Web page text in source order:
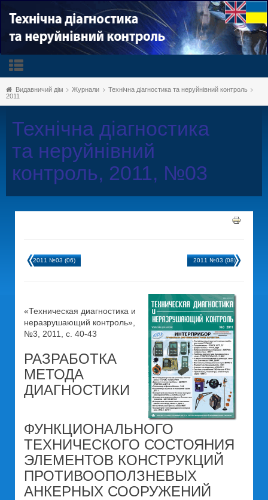
Видавничий дім Журнали
Технічна діагностика та неруйнівний контроль
2011
Технічна діагностика
та неруйнівний
контроль, 2011, №03
2011 №03 (06) 2011 №03 (08)
«Техническая диагностика и
неразрушающий контроль»,
№3, 2011, с. 40-43
РАЗРАБОТКА
МЕТОДА
ДИАГНОСТИКИ
ФУНКЦИОНАЛЬНОГО
ТЕХНИЧЕСКОГО СОСТОЯНИЯ
ЭЛЕМЕНТОВ КОНСТРУКЦИЙ
ПРОТИВООПОЛЗНЕВЫХ
АНКЕРНЫХ СООРУЖЕНИЙ